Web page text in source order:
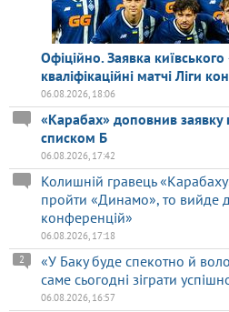
Офіційно. Заявка
кваліфікаційні матчі Ліги
06.08.2026, 18:06
«Карабах» доповнив заявку
списком Б
06.08.2026, 17:42
Колишній гравець
пройти «Динамо», то вийде
конференцій»
06.08.2026, 17:18
«У Баку буде спекотно й
саме сьогодні зіграти
2
06.08.2026, 16:57